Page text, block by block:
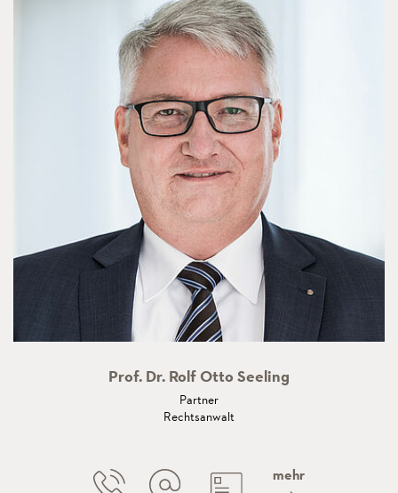
Prof. Dr. Rolf Otto Seeling
Partner
Rechtsanwalt
mehr